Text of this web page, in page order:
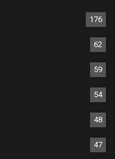
176
62
59
54
48
47